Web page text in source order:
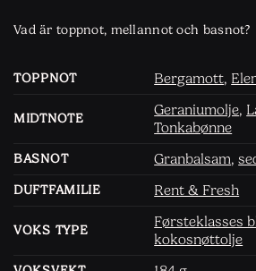
Vad är toppnot, mellannot och basnot?
TOPPNOT Bergamott,
MIDTNOTE
Geraniumolje,
Tonkabønne
BASNOT Granbalsam,
DUFTFAMILIE Rent & Fresh
VOKS TYPE
Førsteklasses
kokosnøttolje